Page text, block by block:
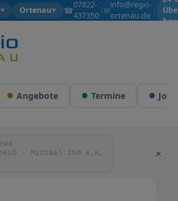
▼ Ortenau▼ ☎07822-
437350
| ✉info@regio-
ortenau.de
|
Angebote Termine Jobs
- Michael Ihm e.K.
×